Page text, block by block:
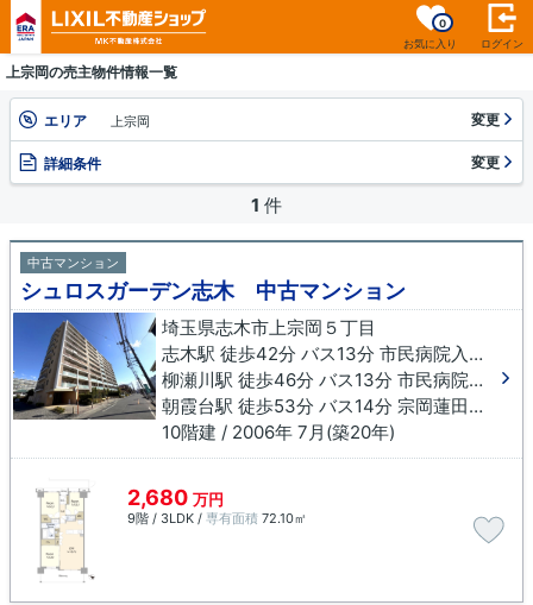
お気に入り
0
ログイン
上宗岡の売主物件情報一覧
エリア 上宗岡 変更
詳細条件 変更
1 件
中古マンション
シュロスガーデン志木 中古マンション
埼玉県志木市上宗岡５丁目
志木駅 徒歩42分 バス13分 市民病院入口下車 徒歩2分
柳瀬川駅 徒歩46分 バス13分 市民病院入口下車 徒歩3分
朝霞台駅 徒歩53分 バス14分 宗岡蓮田下車 徒歩5分
10階建 / 2006年 7月(築20年)
2,680 万円
9階 / 3LDK / 専有面積 72.10㎡